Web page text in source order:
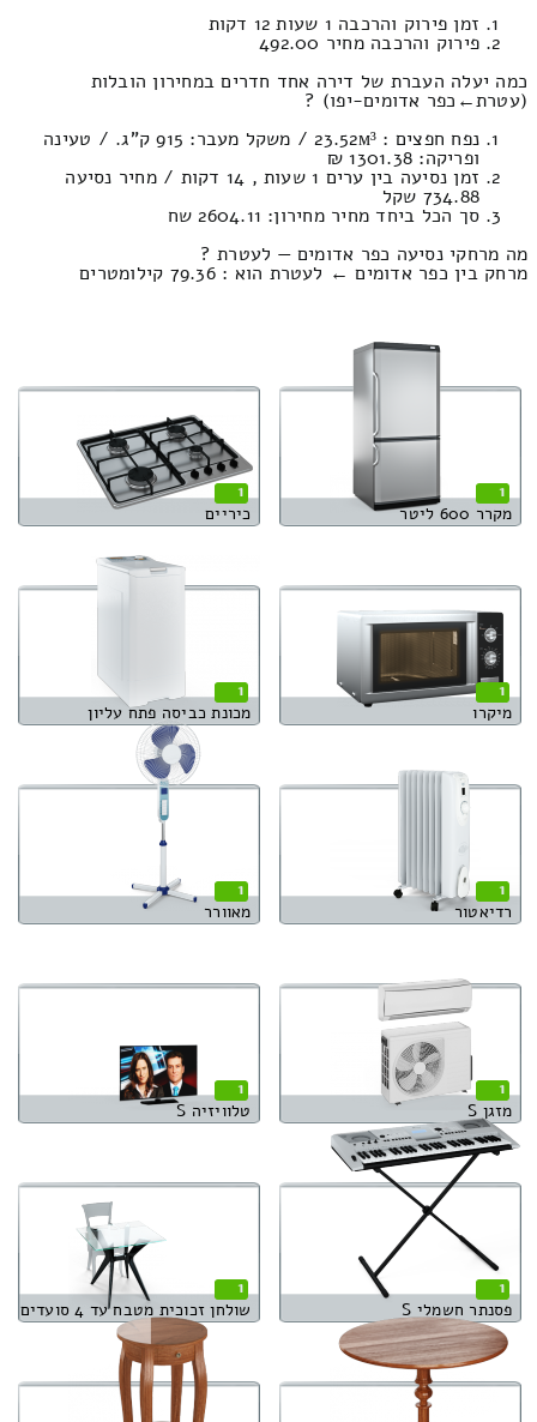
זמן פירוק והרכבה 1 שעות 12 דקות
פירוק והרכבה מחיר 492.00
כמה יעלה העברת של דירה אחד חדרים במחירון הובלות
(עטרת‎←‏כפר אדומים-יפו) ?
נפח חפצים : 23.52м³ / משקל מעבר: 915 ק”ג. / טעינה
ופריקה: 1301.38 ₪
זמן נסיעה בין ערים 1 שעות , 14 דקות / מחיר נסיעה
734.88 שקל
סך הכל ביחד מחיר מחירון: 2604.11 שח
מה מרחקי נסיעה כפר אדומים — לעטרת ?
מרחק בין כפר אדומים ← לעטרת הוא : 79.36 קילומטרים
1
מקרר 600 ליטר
1
כיריים
1
מיקרו
1
מכונת כביסה פתח עליון
1
רדיאטור
1
מאוורר
1
מזגן S
1
טלוויזיה S
1
פסנתר חשמלי S
1
שולחן זכוכית מטבח עד 4 סועדים